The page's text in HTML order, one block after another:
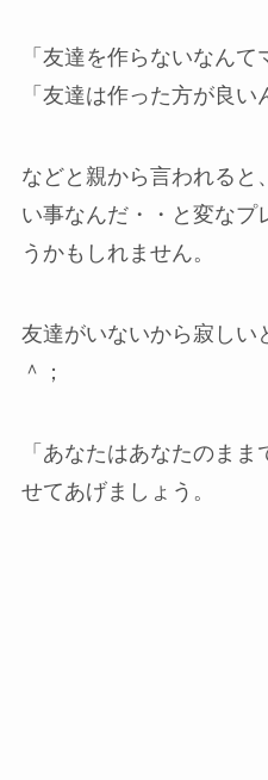
「友達を作らないなんて
「友達は作った方が良い
などと親から言われると
い事なんだ・・と変なプ
うかもしれません。
友達がいないから寂しい
＾；
「あなたはあなたのま
せてあげましょう。